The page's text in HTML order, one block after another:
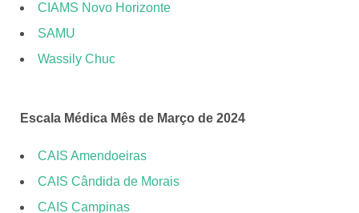
CIAMS Novo Horizonte
SAMU
Wassily Chuc
Escala Médica Mês de Março de 2024
CAIS Amendoeiras
CAIS Cândida de Morais
CAIS Campinas